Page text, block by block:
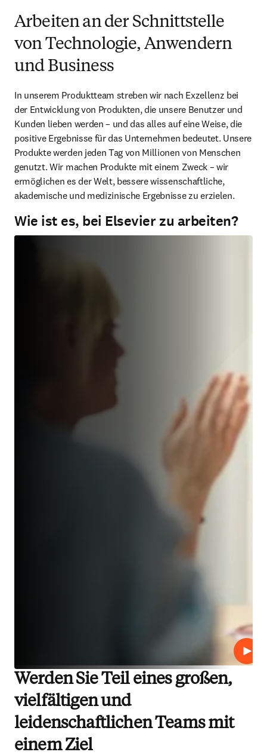
Arbeiten an der Schnittstelle
von Technologie, Anwendern
und Business
In unserem Produktteam streben wir nach Exzellenz bei
der Entwicklung von Produkten, die unsere Benutzer und
Kunden lieben werden – und das alles auf eine Weise, die
positive Ergebnisse für das Unternehmen bedeutet. Unsere
Produkte werden jeden Tag von Millionen von Menschen
genutzt. Wir machen Produkte mit einem Zweck – wir
ermöglichen es der Welt, bessere wissenschaftliche,
akademische und medizinische Ergebnisse zu erzielen.
Wie ist es, bei Elsevier zu arbeiten?
Werden Sie Teil eines großen,
vielfältigen und
leidenschaftlichen Teams mit
einem Ziel